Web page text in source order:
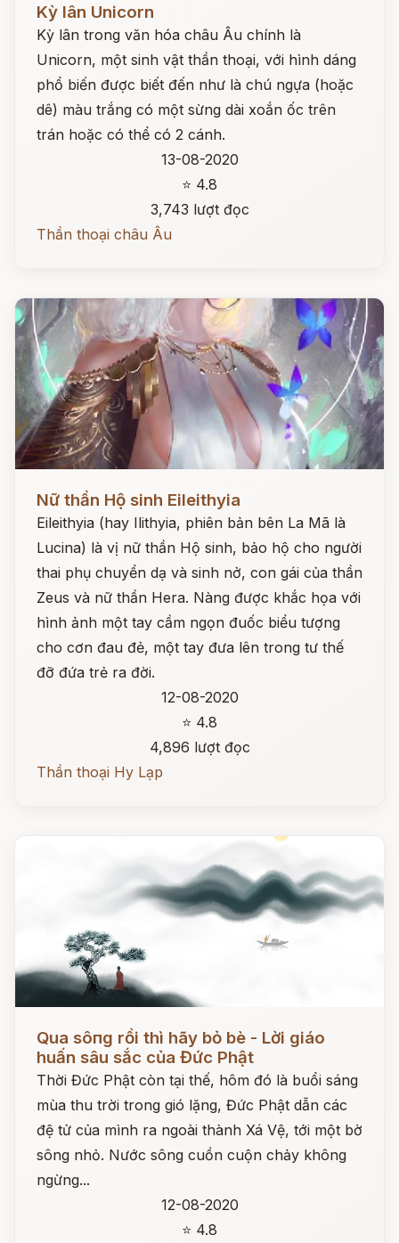
Kỳ lân Unicorn
Kỳ lân trong văn hóa châu Âu chính là
Unicorn, một sinh vật thần thoại, với hình dáng
phổ biến được biết đến như là chú ngựa (hoặc
dê) màu trắng có một sừng dài xoắn ốc trên
trán hoặc có thể có 2 cánh.
13-08-2020
⭐ 4.8
3,743 lượt đọc
Thần thoại châu Âu
Nữ thần Hộ sinh Eileithyia
Eileithyia (hay Ilithyia, phiên bản bên La Mã là
Lucina) là vị nữ thần Hộ sinh, bảo hộ cho người
thai phụ chuyển dạ và sinh nở, con gái của thần
Zeus và nữ thần Hera. Nàng được khắc họa với
hình ảnh một tay cầm ngọn đuốc biểu tượng
cho cơn đau đẻ, một tay đưa lên trong tư thế
đỡ đứa trẻ ra đời.
12-08-2020
⭐ 4.8
4,896 lượt đọc
Thần thoại Hy Lạp
Qua sôпg rồi thì hãy bỏ bè - Lời giáo
huấn sâu sắc của Đức Phật
Thời Đức Phật còn tại thế, hôm đó là buổi sáng
mùa thu trời trong gió lặng, Đức Phật dẫn các
đệ tử của mình ra ngoài thành Xá Vệ, tới một bờ
sông nhỏ. Nước sông cuồn cuộn chảy không
ngừng...
12-08-2020
⭐ 4.8